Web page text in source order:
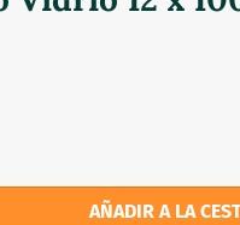
AÑADIR A LA